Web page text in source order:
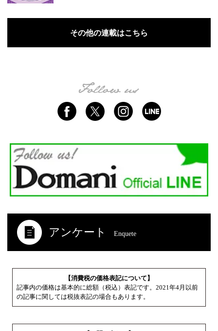
その他の連載はこちら
アンケート Enquete
【消費税の価格表記について】
記事内の価格は基本的に総額（税込）表記です。2021年4月以前
の記事に関しては税抜表記の場合もあります。